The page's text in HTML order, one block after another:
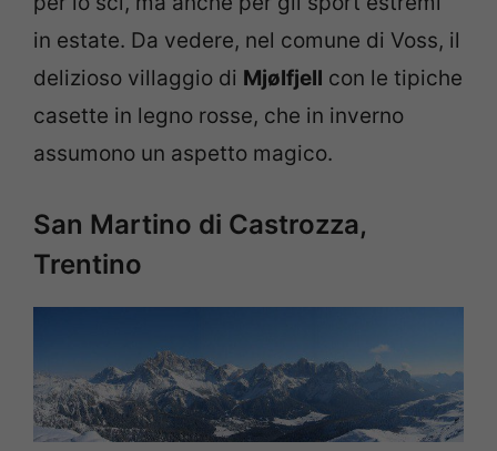
in estate. Da vedere, nel comune di Voss, il
delizioso villaggio di Mjølfjell con le tipiche
casette in legno rosse, che in inverno
assumono un aspetto magico.
San Martino di Castrozza,
Trentino